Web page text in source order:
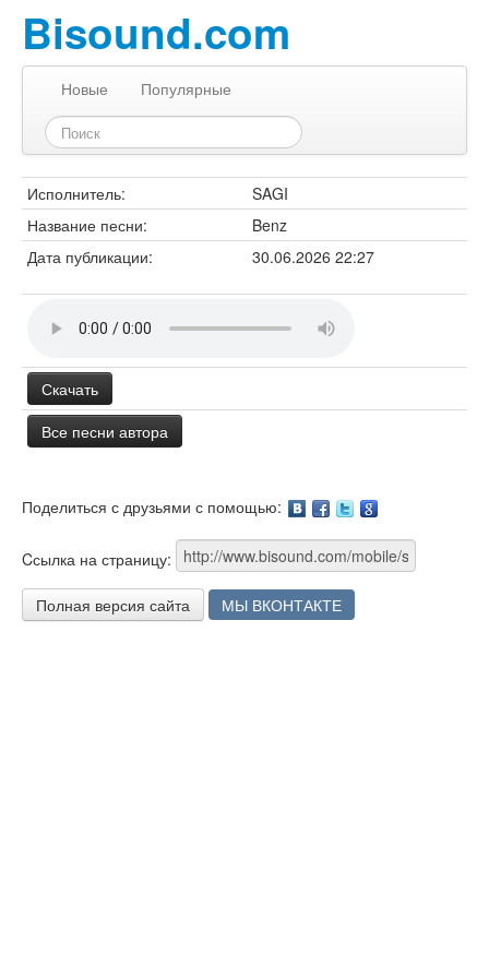
Bisound.com
Новые Популярные
Исполнитель:
SAGI
Название песни:
Benz
Дата публикации:
30.06.2026 22:27
Скачать
Все песни автора
Поделиться с друзьями с помощью:
Cсылка на страницу:
Полная версия сайта МЫ ВКОНТАКТЕ